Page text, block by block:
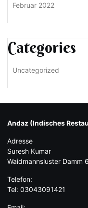
Februar 2022
Categories
Uncategorized
Andaz (Indisches
Adresse
Suresh Kumar
Waidmannsluster Damm
Telefon:
Tel: 03043091421